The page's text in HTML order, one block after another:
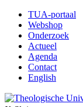
TUA-portaal
Webshop
Onderzoek
Actueel
Agenda
Contact
English